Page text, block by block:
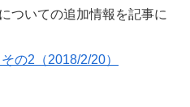
ついての追加情報を記事に
の2（2018/2/20）